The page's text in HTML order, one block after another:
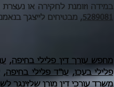
במידה וזומנת לחקירה או נעצרת
5289081, מבטיחים לייצגך
מחפש עורך דין פלילי בחיפה,
פלילי בעכו, עו"ד פלילי בחיפה,
משרד עורכי דין מורן שלזינגר